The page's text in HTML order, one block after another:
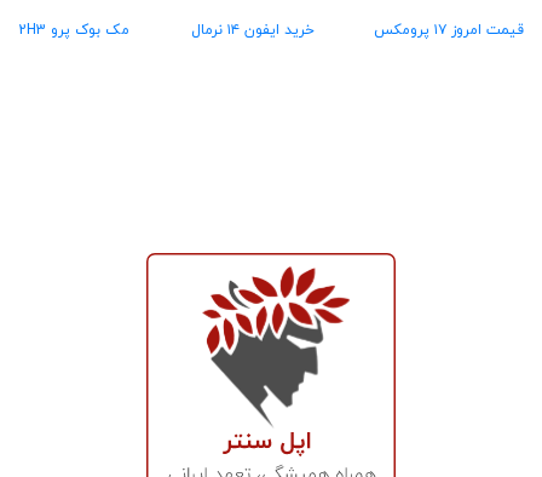
قیمت امروز ۱۷ پرومکس خرید ایفون ۱۴ نرمال مک بوک پرو MX2H3